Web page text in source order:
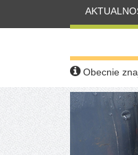
Obecnie